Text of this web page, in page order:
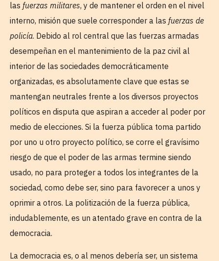
las fuerzas militares, y de mantener el orden en el nivel
interno, misión que suele corresponder a las fuerzas de
policía. Debido al rol central que las fuerzas armadas
desempeñan en el mantenimiento de la paz civil al
interior de las sociedades democráticamente
organizadas, es absolutamente clave que estas se
mantengan neutrales frente a los diversos proyectos
políticos en disputa que aspiran a acceder al poder por
medio de elecciones. Si la fuerza pública toma partido
por uno u otro proyecto político, se corre el gravísimo
riesgo de que el poder de las armas termine siendo
usado, no para proteger a todos los integrantes de la
sociedad, como debe ser, sino para favorecer a unos y
oprimir a otros. La politización de la fuerza pública,
indudablemente, es un atentado grave en contra de la
democracia.
La democracia es, o al menos debería ser, un sistema